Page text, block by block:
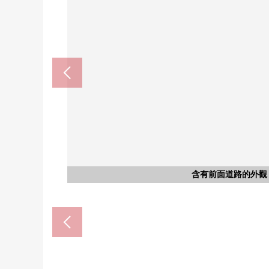
含有前面道路的外觀
含有前面道路的外觀
土地照片
土地照片
含有前面道路的外觀
土地照片
阪急千裡線"關大前"車站(約
阪急千裡線"千裡山"車站(約
MaxValu千裡山商店(約
千裡山東公園(約150m)
吹田市立千裡第2小學(約
吹田市立第一中學(約